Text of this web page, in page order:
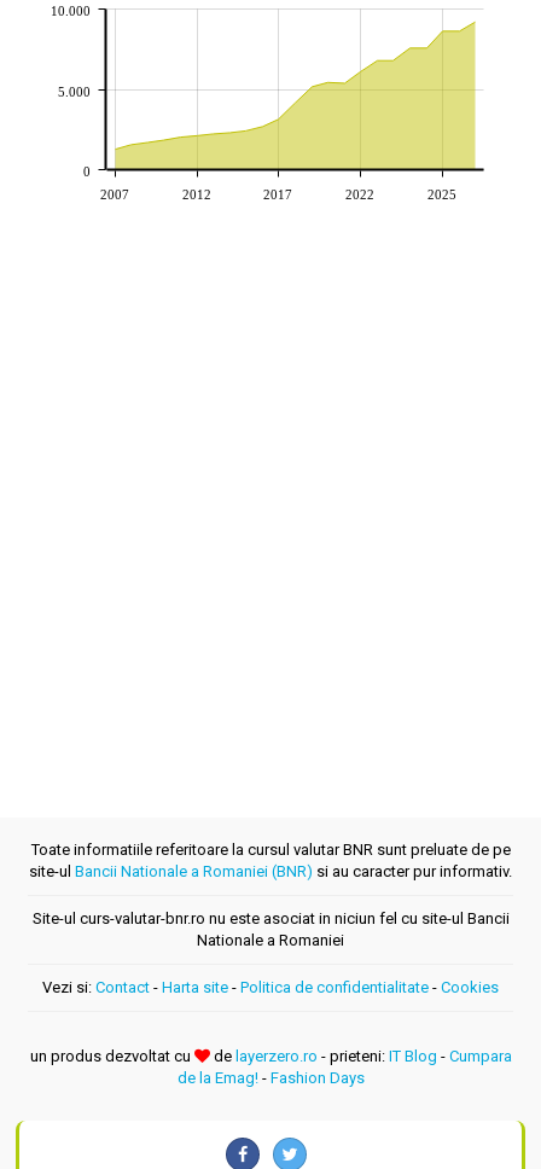
2007 2012 2017 2022 2025
0
5.000
10.000
Toate informatiile referitoare la cursul valutar BNR sunt preluate de pe
site-ul Bancii Nationale a Romaniei (BNR) si au caracter pur informativ.
Site-ul curs-valutar-bnr.ro nu este asociat in niciun fel cu site-ul Bancii
Nationale a Romaniei
Vezi si: Contact - Harta site - Politica de confidentialitate - Cookies
un produs dezvoltat cu de layerzero.ro - prieteni: IT Blog - Cumpara
de la Emag!- Fashion Days